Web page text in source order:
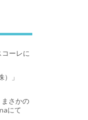
コーレに
」
さかの
にて